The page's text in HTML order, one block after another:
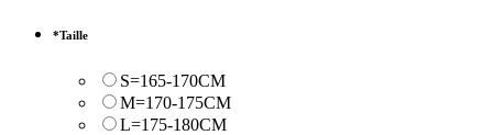
*Taille
S=165-170CM
M=170-175CM
L=175-180CM